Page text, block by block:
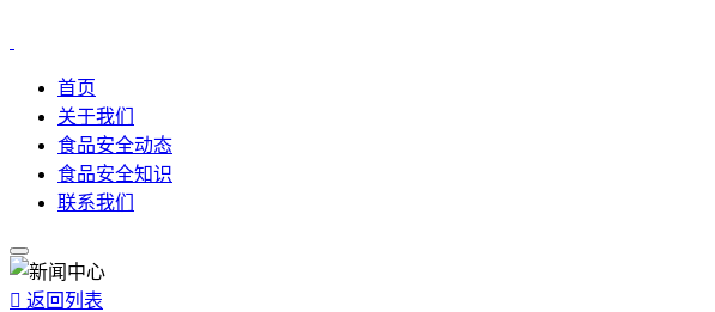
首页
关于我们
食品安全动态
食品安全知识
联系我们
 返回列表